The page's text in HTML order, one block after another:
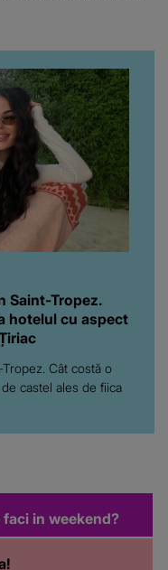
Fostei
nici că-i
să creadă că s-a
până aici, dar e
au făcut-o și pe
Și ce a ieșit la iveală
prea mult pentru
"Cu… mine, fata
Saint-Tropez.
hotelul cu aspect
Cât costă o
castel ales de fiica
faci in weekend?